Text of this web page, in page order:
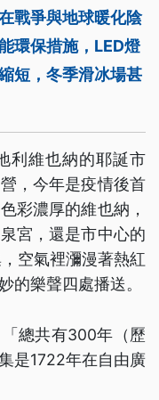
戰爭與地球暖化陰
環保措施，LED燈
短，冬季滑冰場甚
利維也納的耶誕市
，今年是疫情後首
彩濃厚的維也納，
宮，還是市中心的
空氣裡瀰漫著熱紅
的樂聲四處播送。
總共有300年（歷
是1722年在自由廣